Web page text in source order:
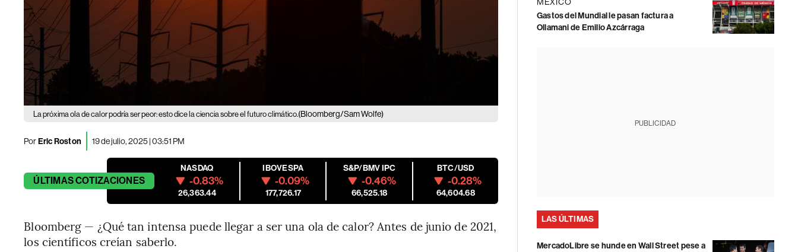
La próxima ola de calor podría ser peor: esto dice la ciencia sobre el futuro climático.(Bloomberg/Sam Wolfe)
PorEric Roston 19 de julio, 2025 | 03:51 PM
ÚLTIMASCOTIZACIONES
NASDAQ
-0.83%
26,363.44
IBOVESPA
-0.09%
177,726.17
S&P/BMV IPC
-0.46%
66,525.18
BTC/USD
-0.28%
64,604.68
Bloomberg — ¿Qué tan intensa puede llegar a ser una ola de calor? Antes de junio de 2021,
los científicos creían saberlo.
Gastos del Mundial le pasan factura a
Ollamani de Emilio Azcárraga
PUBLICIDAD
LAS ÚLTIMAS
MercadoLibre se hunde en Wall Street pese a